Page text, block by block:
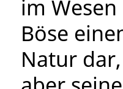
im
Böse
Natur